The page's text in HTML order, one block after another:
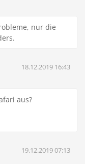
nur die
18.12.2019 16:43
aus?
19.12.2019 07:13